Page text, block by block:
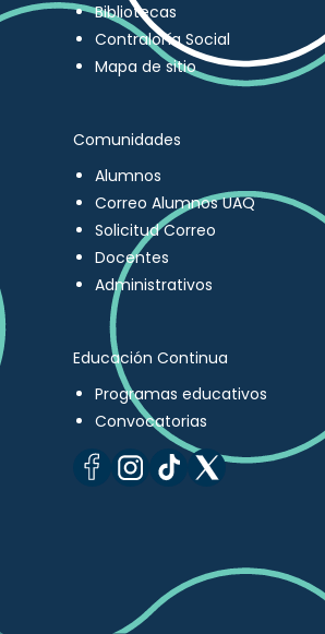
Bibliotecas
Contraloría Social
Mapa de sitio
Comunidades
Alumnos
Correo Alumnos UAQ
Solicitud Correo
Docentes
Administrativos
Educación Continua
Programas educativos
Convocatorias